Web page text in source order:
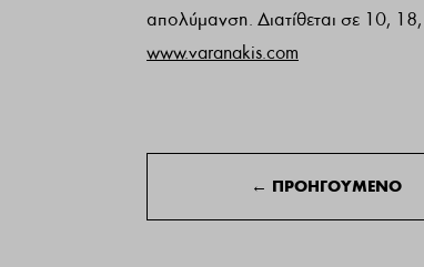
απολύμανση. Διατίθεται σε 10,
www.varanakis.com
← ΠΡΟΗΓΟΥΜΕΝΟ